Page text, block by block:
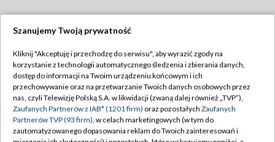
TVP
Abonament TVP
Emisja w TVP
Centrum informacji TVP
Regulamin TVP
Polityka prywatności
Moje zgody
Szanujemy Twoją prywatność
Kliknij "Akceptuję i przechodzę do serwisu", aby wyrazić zgody na
korzystanie z technologii automatycznego śledzenia i zbierania danych,
dostęp do informacji na Twoim urządzeniu końcowym i ich
przechowywanie oraz na przetwarzanie Twoich danych osobowych przez
nas, czyli Telewizję Polską S.A. w likwidacji (zwaną dalej również „TVP”),
Zaufanych Partnerów z IAB* (1201 firm) oraz pozostałych Zaufanych
Partnerów TVP (93 firm), w celach marketingowych (w tym do
zautomatyzowanego dopasowania reklam do Twoich zainteresowań i